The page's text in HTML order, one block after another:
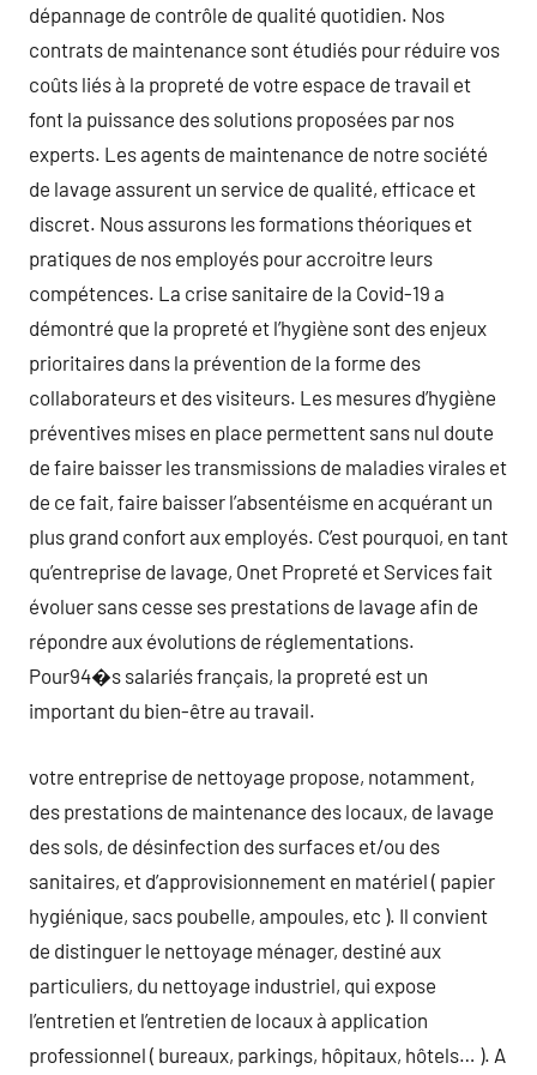
dépannage de contrôle de qualité quotidien. Nos
contrats de maintenance sont étudiés pour réduire vos
coûts liés à la propreté de votre espace de travail et
font la puissance des solutions proposées par nos
experts. Les agents de maintenance de notre société
de lavage assurent un service de qualité, efficace et
discret. Nous assurons les formations théoriques et
pratiques de nos employés pour accroitre leurs
compétences. La crise sanitaire de la Covid-19 a
démontré que la propreté et l’hygiène sont des enjeux
prioritaires dans la prévention de la forme des
collaborateurs et des visiteurs. Les mesures d’hygiène
préventives mises en place permettent sans nul doute
de faire baisser les transmissions de maladies virales et
de ce fait, faire baisser l’absentéisme en acquérant un
plus grand confort aux employés. C’est pourquoi, en tant
qu’entreprise de lavage, Onet Propreté et Services fait
évoluer sans cesse ses prestations de lavage afin de
répondre aux évolutions de réglementations.
Pour94�s salariés français, la propreté est un
important du bien-être au travail.
votre entreprise de nettoyage propose, notamment,
des prestations de maintenance des locaux, de lavage
des sols, de désinfection des surfaces et/ou des
sanitaires, et d’approvisionnement en matériel ( papier
hygiénique, sacs poubelle, ampoules, etc ). Il convient
de distinguer le nettoyage ménager, destiné aux
particuliers, du nettoyage industriel, qui expose
l’entretien et l’entretien de locaux à application
professionnel ( bureaux, parkings, hôpitaux, hôtels… ). A